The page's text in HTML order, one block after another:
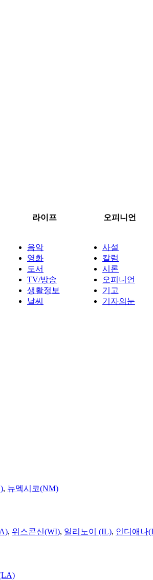
라이프 오피니언
음악
영화
도서
TV/방송
생활정보
날씨
사설
칼럼
시론
오피니언
기고
기자의눈
, 뉴멕시코(NM)
, 위스콘신(WI), 일리노이 (IL), 인디애나